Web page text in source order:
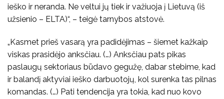
ieško ir neranda. Ne veltui jų tiek ir važiuoja į Lietuvą (iš
užsienio – ELTA)“, – teigė tarnybos atstovė.
„Kasmet prieš vasarą yra padidėjimas – šiemet kažkaip
viskas prasidėjo anksčiau. (…) Anksčiau pats pikas
paslaugų sektoriaus būdavo gegužę, dabar stebime, kad
ir balandį aktyviai ieško darbuotojų, kol surenka tas pilnas
komandas. (…) Pati tendencija yra tokia, kad nuo kovo